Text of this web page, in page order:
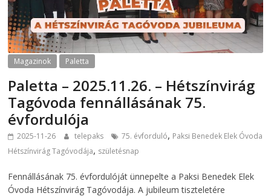
Magazinok Paletta
Paletta – 2025.11.26. – Hétszínvirág
Tagóvoda fennállásának 75.
évfordulója
2025-11-26 telepaks 75. évforduló, Paksi Benedek Elek Óvoda
Hétszínvirág Tagóvodája, születésnap
Fennállásának 75. évfordulóját ünnepelte a Paksi Benedek Elek
Óvoda Hétszínvirág Tagóvodája. A jubileum tiszteletére